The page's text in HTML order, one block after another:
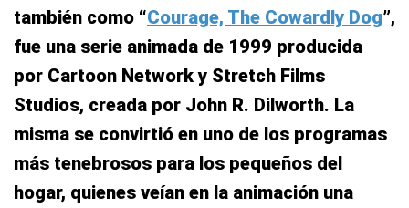
también como “Courage, The Cowardly Dog”,
fue una serie animada de 1999 producida
por Cartoon Network y Stretch Films
Studios, creada por John R. Dilworth. La
misma se convirtió en uno de los programas
más tenebrosos para los pequeños del
hogar, quienes veían en la animación una